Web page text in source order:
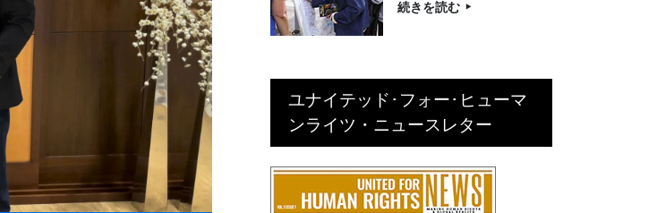
続きを読む
ユナイテッド･フォー･ヒューマ
ンライツ・ニュースレター